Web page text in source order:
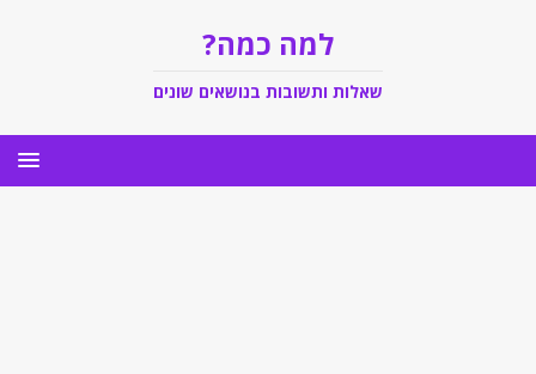
למה כמה?
שאלות ותשובות בנושאים שונים